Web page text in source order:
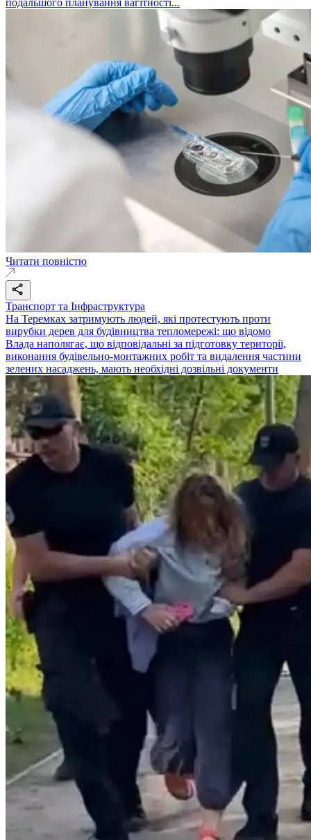
Читати повністю
Транспорт та Інфраструктура
На Теремках затримують людей, які протестують проти
вирубки дерев для будівництва тепломережі: що відомо
Влада наполягає, що відповідальні за підготовку території,
виконання будівельно-монтажних робіт та видалення частини
зелених насаджень, мають необхідні дозвільні документи